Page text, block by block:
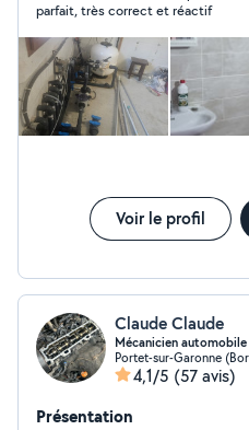
parfait, très correct et réactif
Voir le profil
Claude Claude
Mécanicien automobile
Portet-sur-Garonne
4,1/5 (57 avis)
Présentation